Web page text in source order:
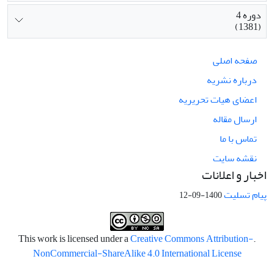
دوره 4
(1381)
صفحه اصلی
درباره نشریه
اعضای هیات تحریریه
ارسال مقاله
تماس با ما
نقشه سایت
اخبار و اعلانات
پیام تسلیت1400-09-12
.This work is licensed under a
Creative Commons Attribution-
NonCommercial-ShareAlike 4.0 International License